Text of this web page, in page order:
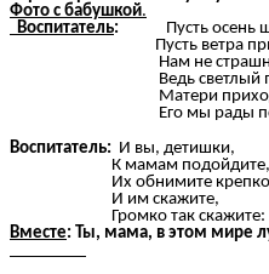
Фото с бабушкой.
Воспитатель: Пусть осень
Пусть ветра
Нам не страшны
Ведь светлый
Матери
Его мы рады
Воспитатель: И вы, детишки,
К мамам подойдите,
Их обнимите крепко,
И им скажите,
Громко так скажите:
Вместе: Ты, мама, в этом мире